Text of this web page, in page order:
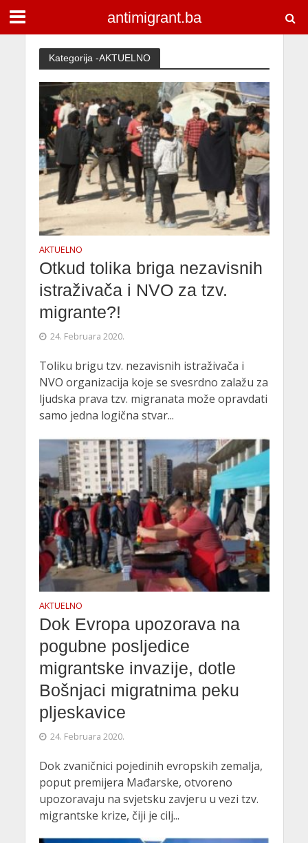
antimigrant.ba
Kategorija -AKTUELNO
AKTUELNO
Otkud tolika briga nezavisnih
istraživača i NVO za tzv.
migrante?!
24. Februara 2020.
Toliku brigu tzv. nezavisnih istraživača i
NVO organizacija koje se svesrdno zalažu za
ljudska prava tzv. migranata može opravdati
samo jedna logična stvar...
AKTUELNO
Dok Evropa upozorava na
pogubne posljedice
migrantske invazije, dotle
Bošnjaci migratnima peku
pljeskavice
24. Februara 2020.
Dok zvaničnici pojedinih evropskih zemalja,
poput premijera Mađarske, otvoreno
upozoravaju na svjetsku zavjeru u vezi tzv.
migrantske krize, čiji je cilj...